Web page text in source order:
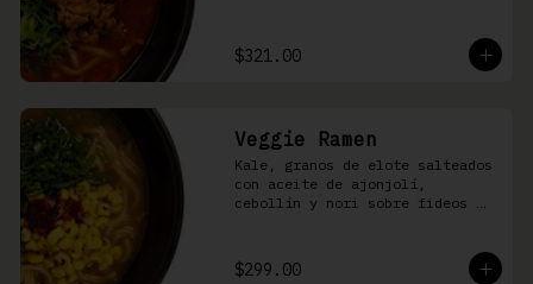
$321.00
Veggie Ramen
Kale, granos de elote salteados
con aceite de ajonjolí,
cebollín y nori sobre fideos
$299.00